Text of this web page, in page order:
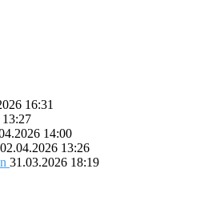
16:31
14:00
02.04.2026 13:26
31.03.2026 18:19